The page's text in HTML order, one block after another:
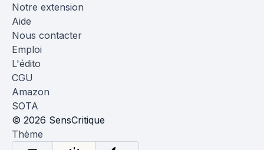
Notre extension
Aide
Nous contacter
Emploi
L'édito
CGU
Amazon
SOTA
© 2026 SensCritique
Thème